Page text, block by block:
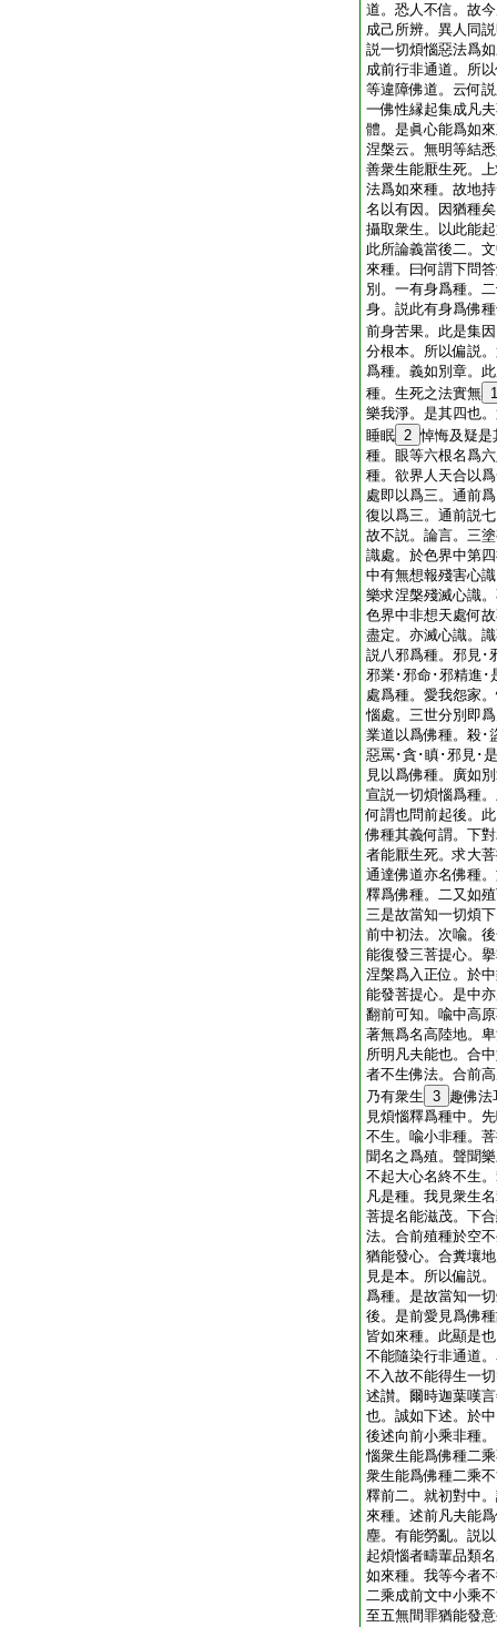
道。恐人不信。故
成己所辨。異人同
説一切煩惱惡法爲
成前行非通道。所
等違障佛道。云何
一佛性縁起集成凡
體。是眞心能爲如
涅槃云。無明等結
善衆生能厭生死。
法爲如來種。故地
名以有因。因猶種
攝取衆生。以此能
此所論義當後二。
來種。曰何謂下問
別。一有身爲種。
身。説此有身爲佛
前身苦果。此是集
分根本。所以偏説
爲種。義如別章。
種。生死之法實無 1
樂我淨。是其四也
睡眠 2 悼悔及疑是
種。眼等六根名爲
種。欲界人天合以
處即以爲三。通前
復以爲三。通前説
故不説。論言。三
識處。於色界中第
中有無想報殘害心
樂求涅槃殘滅心識
色界中非想天處何
盡定。亦滅心識。
説八邪爲種。邪見･
邪業･邪命･邪精進･
處爲種。愛我怨家
惱處。三世分別即
業道以爲佛種。殺･
惡罵･貪･瞋･邪見･
見以爲佛種。廣如
宣説一切煩惱爲種
何謂也問前起後。
佛種其義何謂。下
者能厭生死。求大
通達佛道亦名佛種
釋爲佛種。二又如
三是故當知一切煩
前中初法。次喩。
能復發三菩提心。
涅槃爲入正位。於
能發菩提心。是中
翻前可知。喩中高
著無爲名高陸地。
所明凡夫能也。合
者不生佛法。合前
乃有衆生 3 趣佛法
見煩惱釋爲種中。
不生。喩小非種。
聞名之爲殖。聲聞
不起大心名終不生
凡是種。我見衆生
菩提名能滋茂。下
法。合前殖種於空
猶能發心。合糞壤
見是本。所以偏説
爲種。是故當知一
後。是前愛見爲佛
皆如來種。此顯是
不能隨染行非通道
不入故不能得生一
述讃。爾時迦葉嘆
也。誠如下述。於
後述向前小乘非種
惱衆生能爲佛種二
衆生能爲佛種二乘
釋前二。就初對中
來種。述前凡夫能
塵。有能勞亂。説
起煩惱者疇輩品類
如來種。我等今者
二乘成前文中小乘
至五無間罪猶能發